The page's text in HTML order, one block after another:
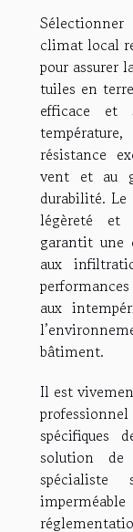
climat local
pour assurer
tuiles en
efficace et
résistance
vent et au
durabilité. Le
légèreté et
garantit une
aux
aux
bâtiment.
Il est
professionnel
solution de
spécialiste